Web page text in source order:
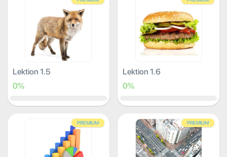
Lektion 1.5
0%
Lektion 1.6
0%
PREMIUM PREMIUM